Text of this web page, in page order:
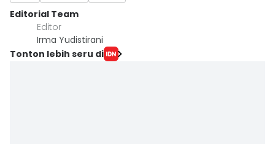
Editorial Team
Editor
Irma Yudistirani
Tonton lebih seru di